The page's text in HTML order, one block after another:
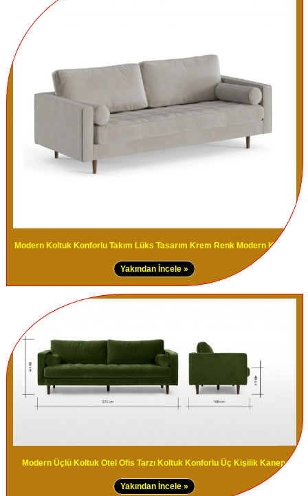
Modern Koltuk Konforlu Takım Lüks Tasarım Krem Renk Modern Kanepe
Yakından İncele »
Modern Üçlü Koltuk Otel Ofis Tarzı Koltuk Konforlu Üç Kişilik Kanepe
Yakından İncele »